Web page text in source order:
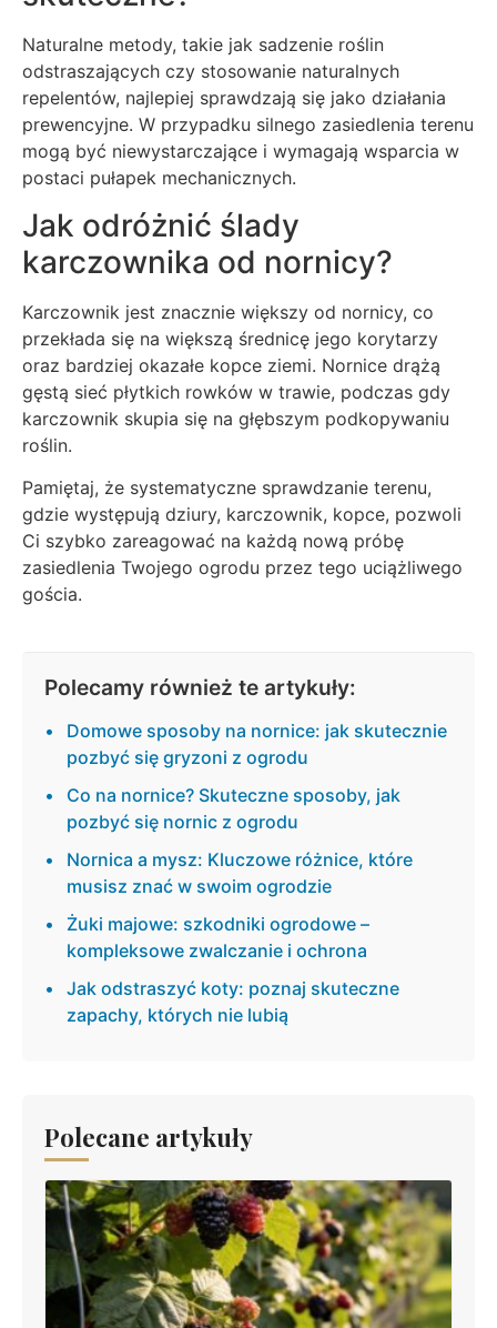
Naturalne metody, takie jak sadzenie roślin
odstraszających czy stosowanie naturalnych
repelentów, najlepiej sprawdzają się jako działania
prewencyjne. W przypadku silnego zasiedlenia terenu
mogą być niewystarczające i wymagają wsparcia w
postaci pułapek mechanicznych.
Jak odróżnić ślady
karczownika od nornicy?
Karczownik jest znacznie większy od nornicy, co
przekłada się na większą średnicę jego korytarzy
oraz bardziej okazałe kopce ziemi. Nornice drążą
gęstą sieć płytkich rowków w trawie, podczas gdy
karczownik skupia się na głębszym podkopywaniu
roślin.
Pamiętaj, że systematyczne sprawdzanie terenu,
gdzie występują dziury, karczownik, kopce, pozwoli
Ci szybko zareagować na każdą nową próbę
zasiedlenia Twojego ogrodu przez tego uciążliwego
gościa.
Polecamy również te artykuły:
Domowe sposoby na nornice: jak skutecznie
pozbyć się gryzoni z ogrodu
Co na nornice? Skuteczne sposoby, jak
pozbyć się nornic z ogrodu
Nornica a mysz: Kluczowe różnice, które
musisz znać w swoim ogrodzie
Żuki majowe: szkodniki ogrodowe –
kompleksowe zwalczanie i ochrona
Jak odstraszyć koty: poznaj skuteczne
zapachy, których nie lubią
Polecane artykuły